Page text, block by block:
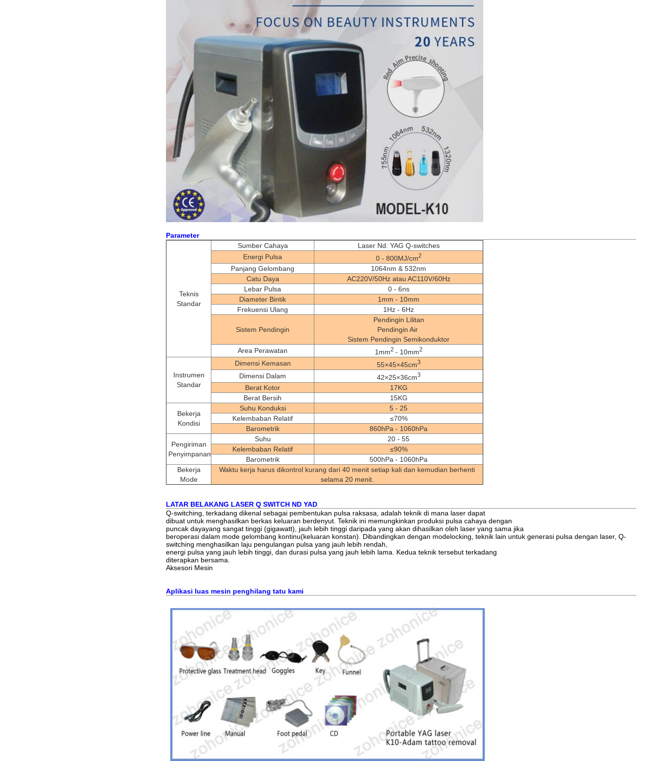
Parameter
Teknis
Standar
Sumber Cahaya
Laser Nd: YAG Q-switches
Energi Pulsa
0 - 800MJ/cm2
Panjang Gelombang
1064nm & 532nm
Catu Daya
AC220V/50Hz atau AC110V/60Hz
Lebar Pulsa
0 - 6ns
Diameter Bintik
1mm - 10mm
Frekuensi Ulang
1Hz - 6Hz
Sistem Pendingin
Pendingin Lilitan
Pendingin Air
Sistem Pendingin Semikonduktor
Area Perawatan
1mm2 - 10mm2
Instrumen
Standar
Dimensi Kemasan 55×45×45cm3
Dimensi Dalam 42×25×36cm3
Berat Kotor
17KG
Berat Bersih
15KG
Bekerja
Kondisi
Suhu Konduksi
5 - 25
Kelembaban Relatif
≤70%
Barometrik
860hPa - 1060hPa
Pengiriman
Penyimpanan
Suhu
20 - 55
Kelembaban Relatif
≤90%
Barometrik
500hPa - 1060hPa
Bekerja
Mode
Waktu kerja harus dikontrol kurang dari 40 menit setiap kali dan kemudian berhenti
selama 20 menit.
LATAR BELAKANG LASER Q SWITCH ND YAD
Q-switching, terkadang dikenal sebagai pembentukan pulsa raksasa, adalah teknik di mana laser dapat
dibuat untuk menghasilkan berkas keluaran berdenyut. Teknik ini memungkinkan produksi pulsa cahaya dengan
puncak dayayang sangat tinggi (gigawatt), jauh lebih tinggi daripada yang akan dihasilkan oleh laser yang sama jika
beroperasi dalam mode gelombang kontinu(keluaran konstan). Dibandingkan dengan modelocking , teknik lain untuk generasi pulsa dengan laser, Q-
switching menghasilkan laju pengulangan pulsa yang jauh lebih rendah,
energi pulsa yang jauh lebih tinggi, dan durasi pulsa yang jauh lebih lama. Kedua teknik tersebut terkadang
diterapkan bersama.
Aksesori Mesin
Aplikasi luas mesin penghilang tatu kami